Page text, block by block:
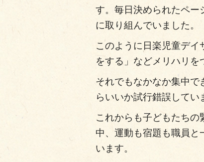
す。 毎日決められたペー
に取り組んでいました。
このように日楽児童デ
をする」などメリハリを
それでもなかなか集中で
らいいか試行錯誤してい
これからも子どもたち
中、運動も宿題も職員と
います。